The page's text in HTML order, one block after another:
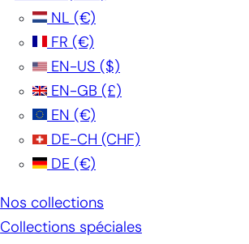
NL (€)
FR (€)
EN-US ($)
EN-GB (£)
EN (€)
DE-CH (CHF)
DE (€)
Nos collections
Collections spéciales